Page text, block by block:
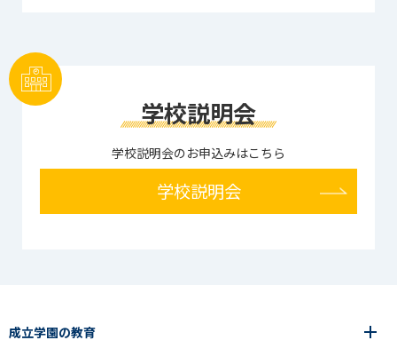
学校説明会
学校説明会のお申込みはこちら
学校説明会
成立学園の教育